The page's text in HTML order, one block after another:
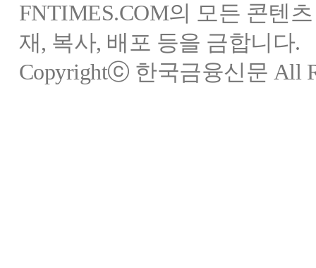
FNTIMES.COM의 모든 콘텐
재, 복사, 배포 등을 금합니다.
Copyrightⓒ 한국금융신문 All